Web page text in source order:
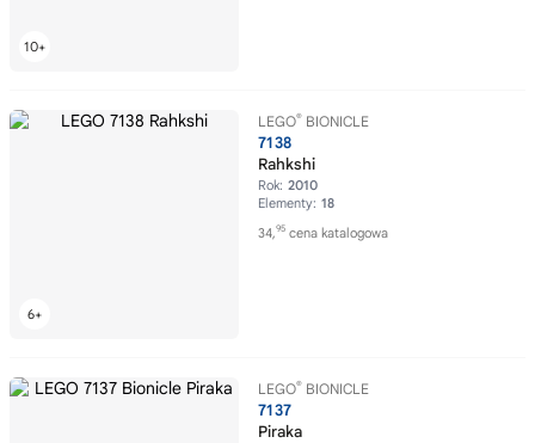
LEGO® BIONICLE
7138
Rahkshi
Rok: 2010
Elementy: 18
34,95 cena katalogowa
LEGO® BIONICLE
7137
Piraka